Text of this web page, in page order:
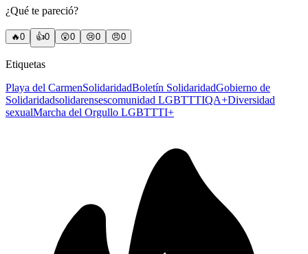
¿Qué te pareció?
🔥0 👍0 😲0 😢0 😠0
Etiquetas
Playa del CarmenSolidaridadBoletín SolidaridadGobierno de
Solidaridadsolidarensescomunidad LGBTTTIQA+Diversidad
sexualMarcha del Orgullo LGBTTTI+